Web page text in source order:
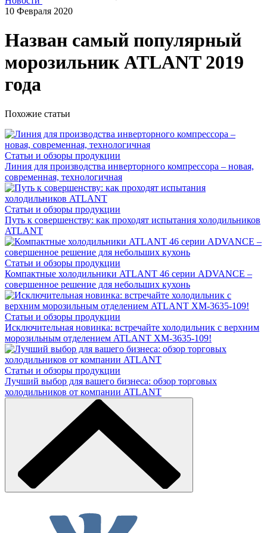
10 Февраля 2020
Назван самый популярный
морозильник ATLANT 2019
года
Похожие статьи
Статьи и обзоры продукции
Линия для производства инверторного компрессора – новая,
современная, технологичная
Статьи и обзоры продукции
Путь к совершенству: как проходят испытания холодильников
ATLANT
Статьи и обзоры продукции
Компактные холодильники ATLANT 46 серии ADVANCE –
совершенное решение для небольших кухонь
Статьи и обзоры продукции
Исключительная новинка: встречайте холодильник с верхним
морозильным отделением ATLANT ХМ-3635-109!
Статьи и обзоры продукции
Лучший выбор для вашего бизнеса: обзор торговых
холодильников от компании ATLANT